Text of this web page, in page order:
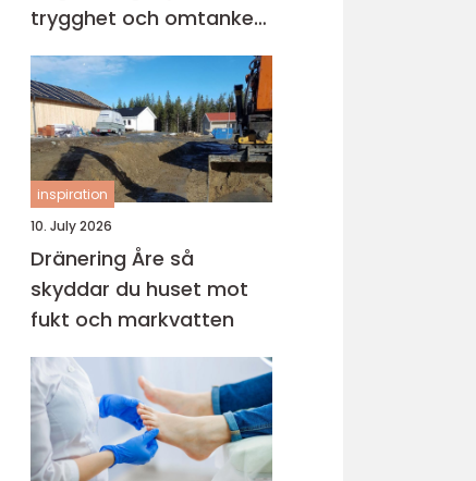
trygghet och omtanke
när livet vänder
inspiration
10. July 2026
Dränering Åre så
skyddar du huset mot
fukt och markvatten